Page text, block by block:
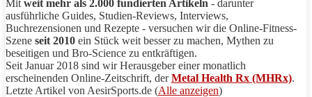
Mit weit mehr als 2.000 fundierten Artikeln - darunter
ausführliche Guides, Studien-Reviews, Interviews,
Buchrezensionen und Rezepte - versuchen wir die Online-Fitness-
Szene seit 2010 ein Stück weit besser zu machen, Mythen zu
beseitigen und Bro-Science zu entkräftigen.
Seit Januar 2018 sind wir Herausgeber einer monatlich
erscheinenden Online-Zeitschrift, derMetal Health Rx (MHRx).
Letzte Artikel von AesirSports.de (Alle anzeigen)